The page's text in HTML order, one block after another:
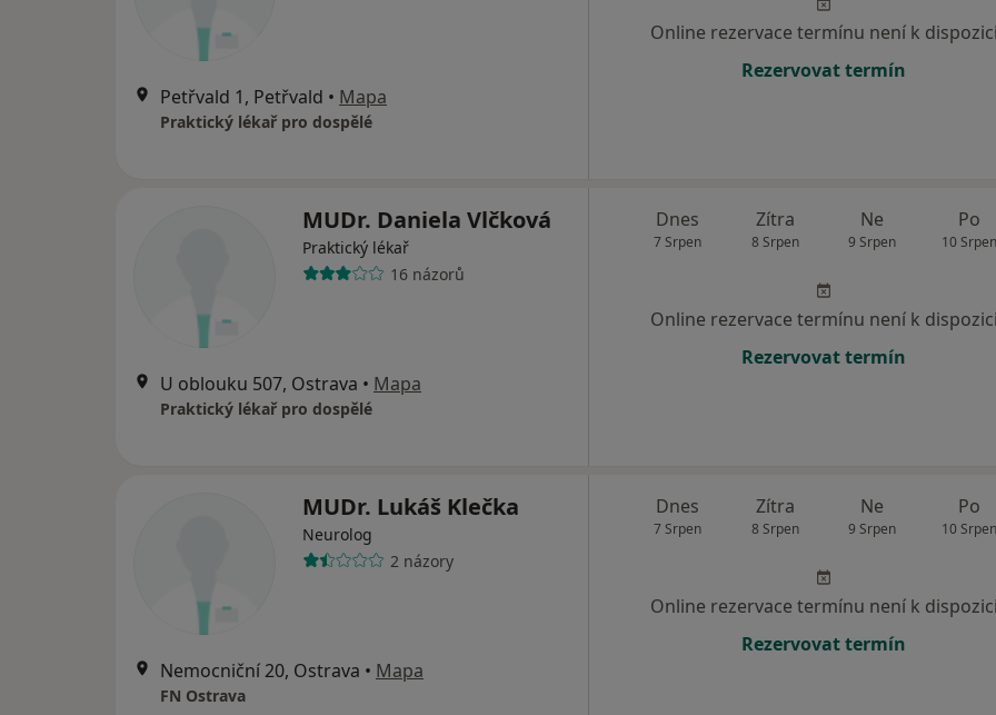
Petřvald 1, Petřvald • Mapa
Praktický lékař pro dospělé
Online rezervace termínu není k dispozici
Rezervovat termín
MUDr. Daniela Vlčková
Praktický lékař
16 názorů
U oblouku 507, Ostrava • Mapa
Praktický lékař pro dospělé
Dnes
7 Srpen
Zítra
8 Srpen
Ne
9 Srpen
Po
10 Srpen
Online rezervace termínu není k dispozici
Rezervovat termín
MUDr. Lukáš Klečka
Neurolog
2 názory
Nemocniční 20, Ostrava • Mapa
FN Ostrava
Dnes
7 Srpen
Zítra
8 Srpen
Ne
9 Srpen
Po
10 Srpen
Online rezervace termínu není k dispozici
Rezervovat termín